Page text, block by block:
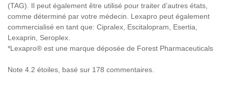
(TAG). Il peut également être utilisé pour traiter d’autres états,
comme déterminé par votre médecin. Lexapro peut également
commercialisé en tant que: Cipralex, Escitalopram, Esertia,
Lexaprin, Seroplex.
*Lexapro® est une marque déposée de Forest Pharmaceuticals
Note 4.2 étoiles, basé sur 178 commentaires.